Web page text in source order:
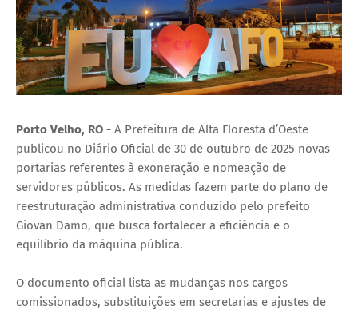
Porto Velho, RO - A Prefeitura de Alta Floresta d’Oeste
publicou no Diário Oficial de 30 de outubro de 2025 novas
portarias referentes à exoneração e nomeação de
servidores públicos. As medidas fazem parte do plano de
reestruturação administrativa conduzido pelo prefeito
Giovan Damo, que busca fortalecer a eficiência e o
equilíbrio da máquina pública.
O documento oficial lista as mudanças nos cargos
comissionados, substituições em secretarias e ajustes de